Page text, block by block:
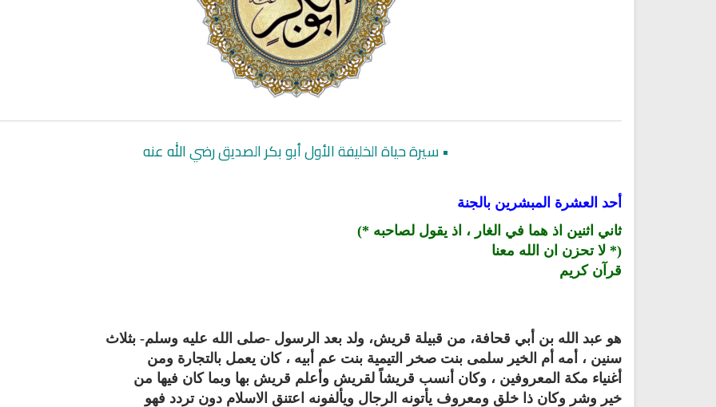
•سيرة حياة الخليفة الأول أبو بكر الصديق رضي الله عنه
أحد العشرة المبشرين بالجنة
ثاني اثنين اذ هما في الغار ، اذ يقول لصاحبه *)
(* لا تحزن ان الله معنا
قرآن كريم
هو عبد الله بن أبي قحافة، من قبيلة قريش، ولد بعد الرسول -صلى الله عليه وسلم- بثلاث
سنين ، أمه أم الخير سلمى بنت صخر التيمية بنت عم أبيه ، كان يعمل بالتجارة ومن
أغنياء مكة المعروفين ، وكان أنسب قريشاً لقريش وأعلم قريش بها وبما كان فيها من
خير وشر وكان ذا خلق ومعروف يأتونه الرجال ويألفونه اعتنق الاسلام دون تردد فهو
Ruqyah Shariah Full Mishary
Ruqyah Shariah
Sihir Jin Yahudi pada Seorang
انشودة تلك أمي
أناشيد الأم
اقمار الهبارية
فريق أجناد للفن الاسلامي
15298 | 2025-11-03
انشودة مشاعل الشمال
فريق أجناد للفن الاسلامي
21751 | 2025-05-04